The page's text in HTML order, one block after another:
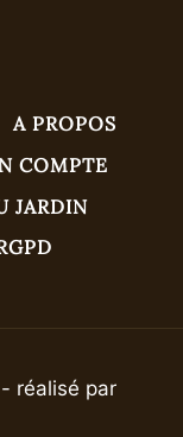
A PROPOS
COMPTE
JARDIN
réalisé par